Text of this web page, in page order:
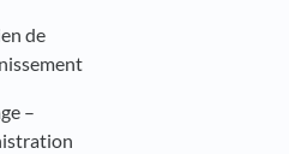
de
–